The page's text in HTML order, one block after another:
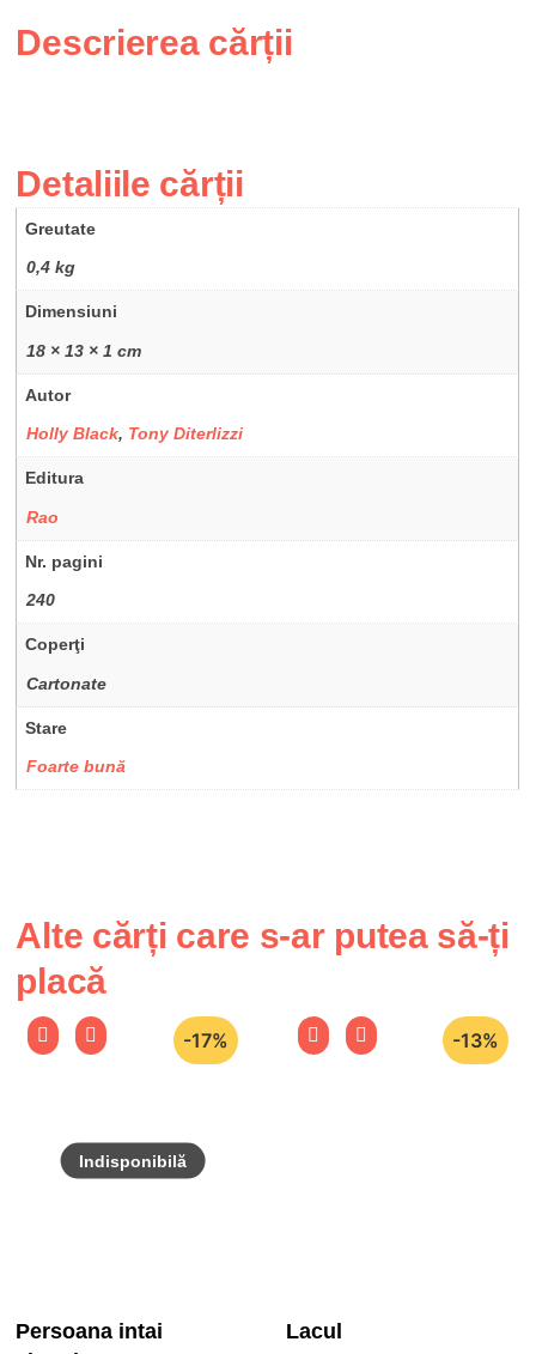
Descrierea cărții
Detaliile cărții
Greutate
0,4 kg
Dimensiuni
18 × 13 × 1 cm
Autor
Holly Black, Tony Diterlizzi
Editura
Rao
Nr. pagini
240
Coperţi
Cartonate
Stare
Foarte bună
Alte cărți care s-ar putea să-ți
placă
-17%
Persoana intai
-13%
Lacul